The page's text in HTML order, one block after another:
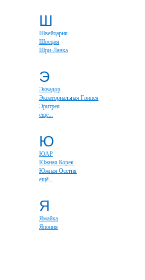
Ш
Швейцария
Швеция
Шри-Ланка
Э
Эквадор
Экваториальная Гвинея
Эритрея
ещё...
Ю
ЮАР
Южная Корея
Южная Осетия
ещё...
Я
Ямайка
Япония